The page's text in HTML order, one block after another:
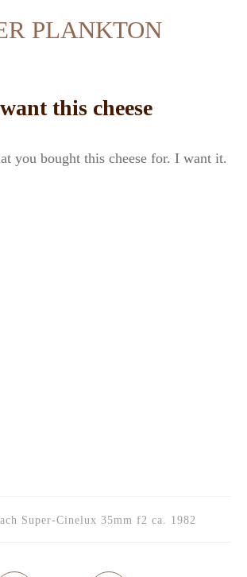
PLANKTON
this cheese
you bought this cheese for. I want it.
Super-Cinelux 35mm f2 ca. 1982